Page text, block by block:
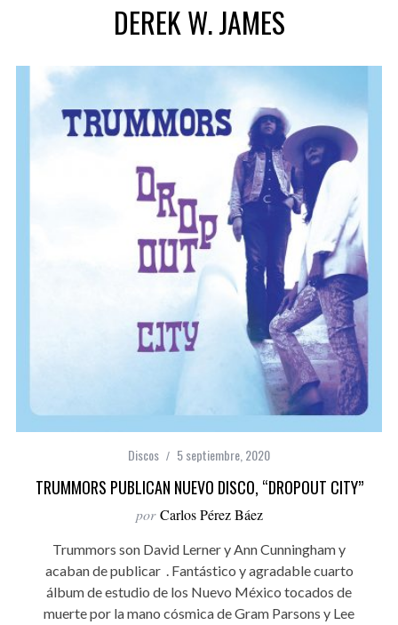
DEREK W. JAMES
Discos 5 septiembre, 2020
TRUMMORS PUBLICAN NUEVO DISCO, “DROPOUT CITY”
por Carlos Pérez Báez
Trummors son David Lerner y Ann Cunningham y
acaban de publicar . Fantástico y agradable cuarto
álbum de estudio de los Nuevo México tocados de
muerte por la mano cósmica de Gram Parsons y Lee